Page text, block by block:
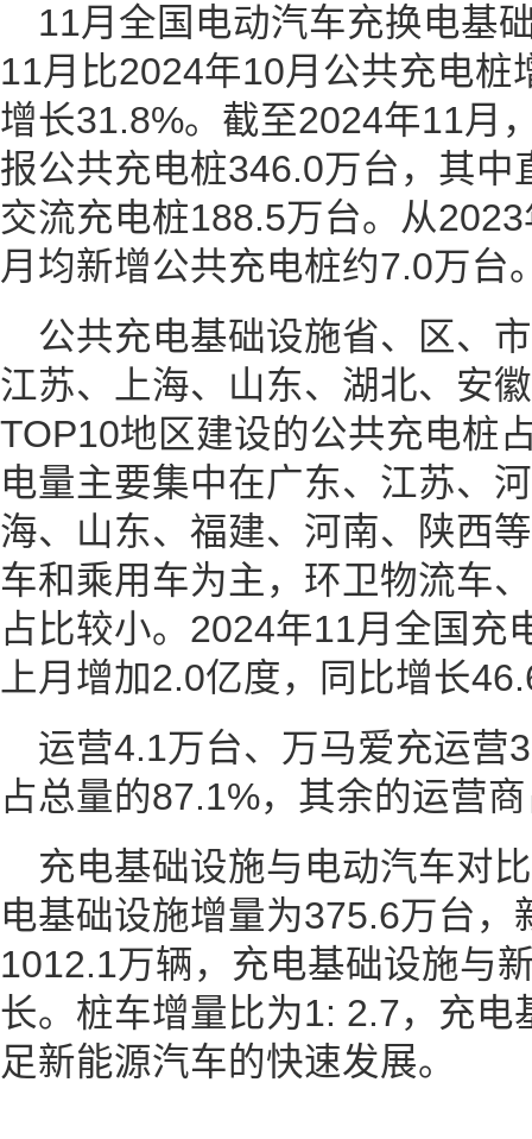
11月全国电动汽车充换电基
11月比2024年10月公共充电桩
增长31.8%。截至2024年11月
报公共充电桩346.0万台，其
交流充电桩188.5万台。从
月均新增公共充电桩约7.0万台
公共充电基础设施省、区、
江苏、上海、山东、湖北、安
TOP10地区建设的公共充电桩
电量主要集中在广东、江苏、
海、山东、福建、河南、陕西
车和乘用车为主，环卫物流车
占比较小。2024年11月全国充
上月增加2.0亿度，同比增长
运营4.1万台、万马爱充运营
占总量的87.1%，其余的运营
充电基础设施与电动汽车对
电基础设施增量为375.6万台，
1012.1万辆，充电基础设施与
长。桩车增量比为1: 2.7，充
足新能源汽车的快速发展。